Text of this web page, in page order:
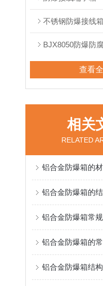
不锈钢防爆接线箱
BJX8050防爆防
查看
相关
RELATED
铝合金防爆箱的
铝合金防爆箱的
铝合金防爆箱结